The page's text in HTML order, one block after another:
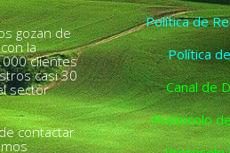
gozan de
la
clientes
casi 30
sector
contactar
Política de
Política
Canal de
Protocolo